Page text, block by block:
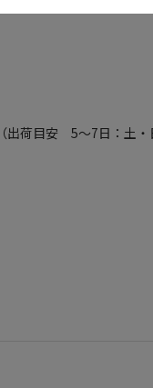
荷目安 5～7日：土・